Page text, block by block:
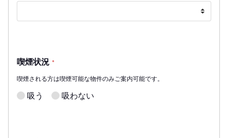
喫煙状況 *
喫煙される方は喫煙可能な物件のみご案内可能です。
吸う 吸わない